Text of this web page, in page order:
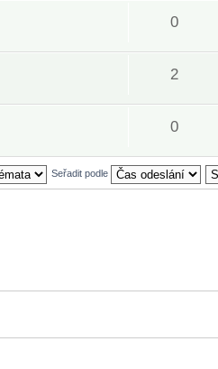
0
2
0
Seřadit podle